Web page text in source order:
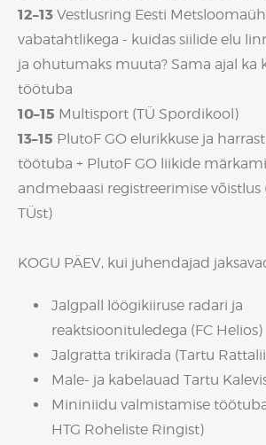
12–13 Vestlusring Eesti
vabatahtlikega - kuidas siilide elu
ja ohutumaks muuta? Sama ajal ka
töötuba
10–15 Multisport (TÜ Spordikool)
13–15 PlutoF GO elurikkuse ja
töötuba + PlutoF GO liikide
andmebaasi registreerimise
TÜst)
KOGU PÄEV, kui juhendajad
Jalgpall löögikiiruse radari ja
reaktsioonituledega (FC Helios)
Jalgratta trikirada (Tartu
Male- ja kabelauad Tartu
Mininiidu valmistamise
HTG Roheliste Ringist)